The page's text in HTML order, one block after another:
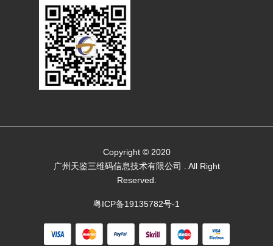
Copyright © 2020
广州天鉴三维码信息技术有限公司
. All Right
Reserved.
粤ICP备19135782号-1